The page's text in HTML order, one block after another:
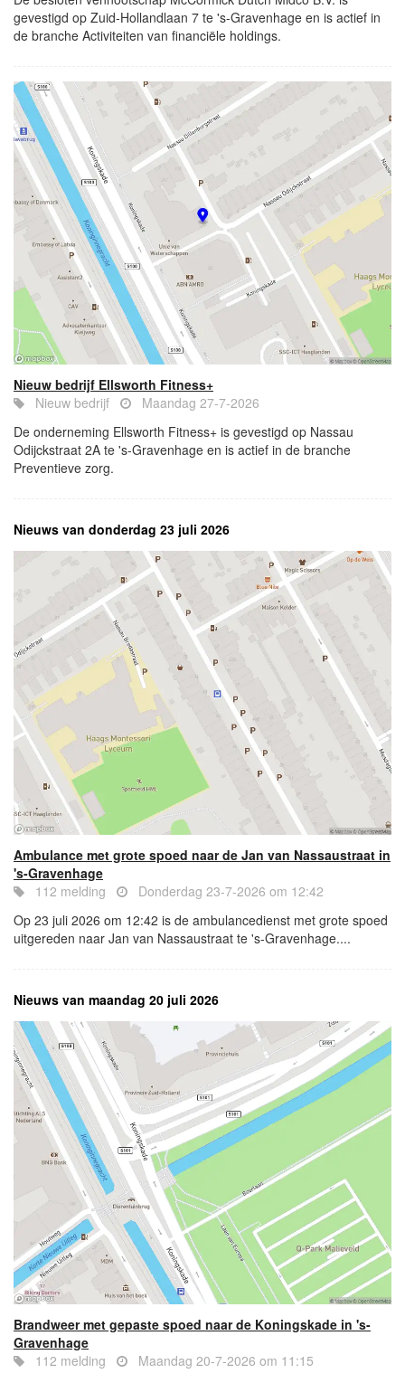
gevestigd op Zuid-Hollandlaan 7 te 's-Gravenhage en is actief in
de branche Activiteiten van financiële holdings.
Nieuw bedrijf Ellsworth Fitness+
Nieuw bedrijf
Maandag 27-7-2026
De onderneming Ellsworth Fitness+ is gevestigd op Nassau
Odijckstraat 2A te 's-Gravenhage en is actief in de branche
Preventieve zorg.
Nieuws van donderdag 23 juli 2026
Ambulance met grote spoed naar de Jan van Nassaustraat in
's-Gravenhage
112 melding
Donderdag 23-7-2026 om 12:42
Op 23 juli 2026 om 12:42 is de ambulancedienst met grote spoed
uitgereden naar Jan van Nassaustraat te 's-Gravenhage....
Nieuws van maandag 20 juli 2026
Brandweer met gepaste spoed naar de Koningskade in 's-
Gravenhage
112 melding
Maandag 20-7-2026 om 11:15